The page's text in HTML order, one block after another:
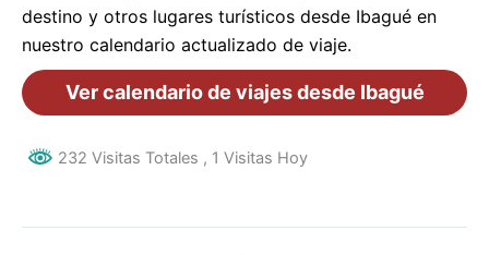
destino y otros lugares turísticos desde Ibagué en
nuestro calendario actualizado de viaje.
Ver calendario de viajes desde Ibagué
232 Visitas Totales , 1 Visitas Hoy